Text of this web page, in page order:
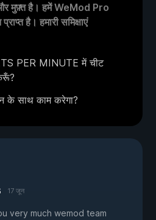
मुफ़्त है। हमें WeMod Pro
है। हमारी समिक्षाएं
PER MINUTE में चीट
के साथ काम करेगा?
17 जून
very much wemod team